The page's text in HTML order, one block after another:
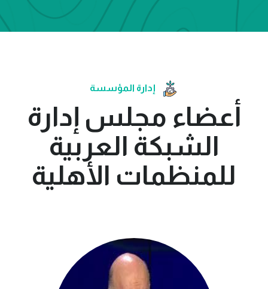
إدارة المؤسسة
أعضاء مجلس إدارة
الشبكة العربية
للمنظمات الأهلية